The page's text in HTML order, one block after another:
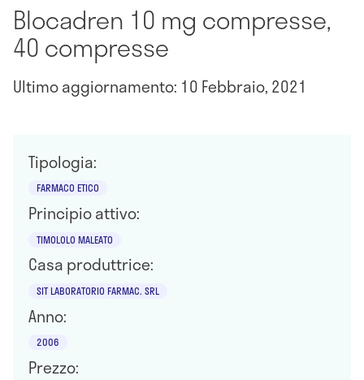
Blocadren 10 mg compresse,
40 compresse
Ultimo aggiornamento: 10 Febbraio, 2021
Tipologia:
FARMACO ETICO
Principio attivo:
TIMOLOLO MALEATO
Casa produttrice:
SIT LABORATORIO FARMAC. SRL
Anno:
2006
Prezzo: